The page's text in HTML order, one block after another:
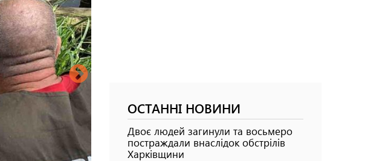
ОСТАННІ НОВИНИ
Двоє людей загинули та восьмеро
постраждали внаслідок обстрілів
Харківщини